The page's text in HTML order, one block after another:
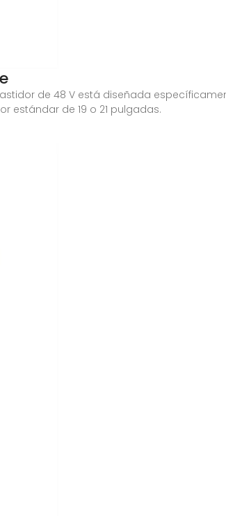
de 48 V está diseñada
estándar de 19 o 21 pulgadas.